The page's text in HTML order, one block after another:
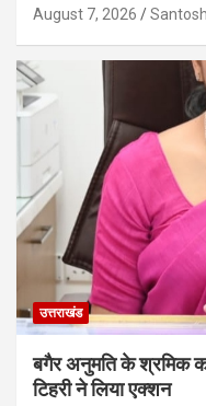
August 7, 2026
उत्तराखंड
बगैर अनुमति के श्रमिक
टिहरी ने लिया एक्शन